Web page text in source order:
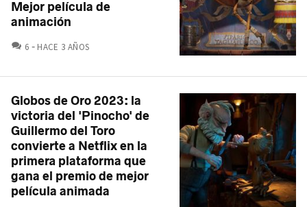
Mejor película de
animación
6 COMENTARIOS
HACE 3 AÑOS
Globos de Oro 2023: la
victoria del 'Pinocho' de
Guillermo del Toro
convierte a Netflix en la
primera plataforma que
gana el premio de mejor
película animada